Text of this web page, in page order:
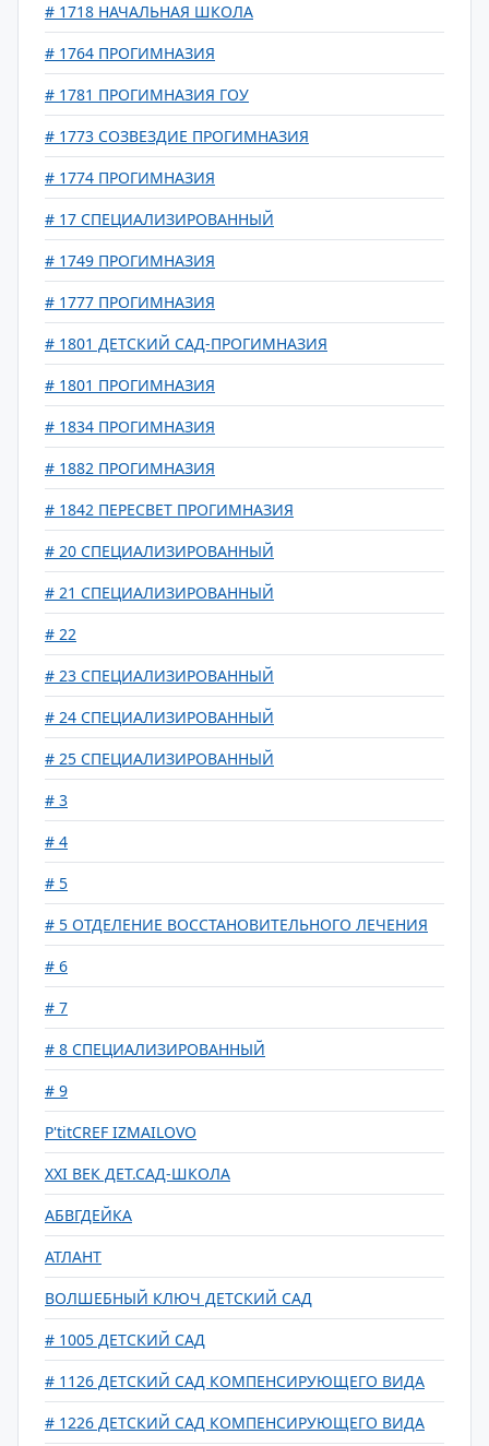
# 1718 НАЧАЛЬНАЯ ШКОЛА
# 1764 ПРОГИМНАЗИЯ
# 1781 ПРОГИМНАЗИЯ ГОУ
# 1773 СОЗВЕЗДИЕ ПРОГИМНАЗИЯ
# 1774 ПРОГИМНАЗИЯ
# 17 СПЕЦИАЛИЗИРОВАННЫЙ
# 1749 ПРОГИМНАЗИЯ
# 1777 ПРОГИМНАЗИЯ
# 1801 ДЕТСКИЙ САД-ПРОГИМНАЗИЯ
# 1801 ПРОГИМНАЗИЯ
# 1834 ПРОГИМНАЗИЯ
# 1882 ПРОГИМНАЗИЯ
# 1842 ПЕРЕСВЕТ ПРОГИМНАЗИЯ
# 20 СПЕЦИАЛИЗИРОВАННЫЙ
# 21 СПЕЦИАЛИЗИРОВАННЫЙ
# 22
# 23 СПЕЦИАЛИЗИРОВАННЫЙ
# 24 СПЕЦИАЛИЗИРОВАННЫЙ
# 25 СПЕЦИАЛИЗИРОВАННЫЙ
# 3
# 4
# 5
# 5 ОТДЕЛЕНИЕ ВОССТАНОВИТЕЛЬНОГО ЛЕЧЕНИЯ
# 6
# 7
# 8 СПЕЦИАЛИЗИРОВАННЫЙ
# 9
P'titCREF IZMAILOVO
XXI ВЕК ДЕТ.САД-ШКОЛА
АБВГДЕЙКА
АТЛАНТ
ВОЛШЕБНЫЙ КЛЮЧ ДЕТСКИЙ САД
# 1005 ДЕТСКИЙ САД
# 1126 ДЕТСКИЙ САД КОМПЕНСИРУЮЩЕГО ВИДА
# 1226 ДЕТСКИЙ САД КОМПЕНСИРУЮЩЕГО ВИДА